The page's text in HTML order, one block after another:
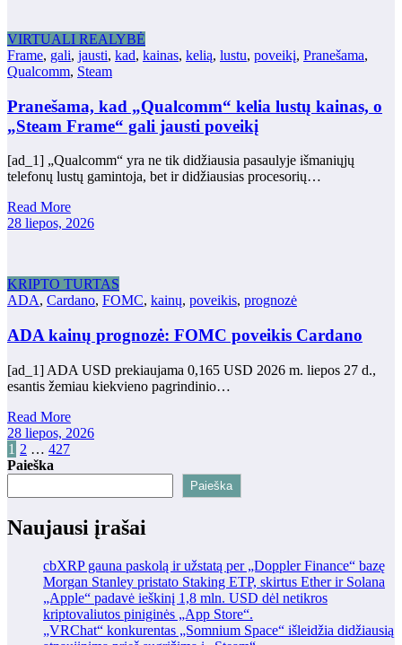
VIRTUALI REALYBĖ
Frame, gali, jausti, kad, kainas, kelią, lustu, poveikį, Pranešama,
Qualcomm, Steam
Pranešama, kad „Qualcomm“ kelia lustų kainas, o
„Steam Frame“ gali jausti poveikį
[ad_1] „Qualcomm“ yra ne tik didžiausia pasaulyje išmaniųjų
telefonų lustų gamintoja, bet ir didžiausias procesorių…
Read More
28 liepos, 2026
KRIPTO TURTAS
ADA, Cardano, FOMC, kainų, poveikis, prognozė
ADA kainų prognozė: FOMC poveikis Cardano
[ad_1] ADA USD prekiaujama 0,165 USD 2026 m. liepos 27 d.,
esantis žemiau kiekvieno pagrindinio…
Read More
28 liepos, 2026
Įrašų
puslapiavimas
1 2 … 427
Paieška
Paieška
Naujausi įrašai
cbXRP gauna paskolą ir užstatą per „Doppler Finance“ bazę
Morgan Stanley pristato Staking ETP, skirtus Ether ir Solana
„Apple“ padavė ieškinį 1,8 mln. USD dėl netikros
kriptovaliutos piniginės „App Store“.
„VRChat“ konkurentas „Somnium Space“ išleidžia didžiausią